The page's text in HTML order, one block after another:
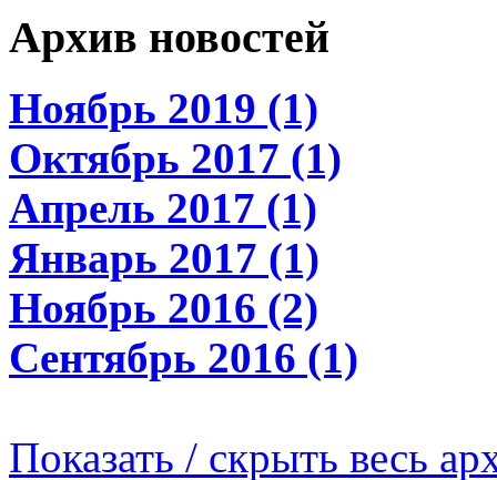
Архив новостей
Ноябрь 2019 (1)
Октябрь 2017 (1)
Апрель 2017 (1)
Январь 2017 (1)
Ноябрь 2016 (2)
Сентябрь 2016 (1)
Показать / скрыть весь